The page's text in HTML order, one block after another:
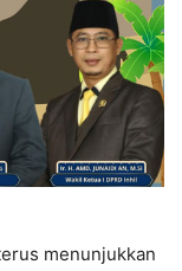
menunjukkan